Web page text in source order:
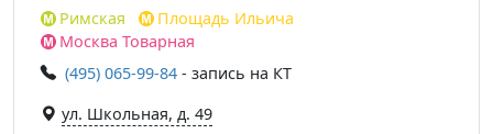
Римская
Площадь Ильича
Москва Товарная
(495) 065-99-84 - запись на КТ
ул. Школьная, д. 49